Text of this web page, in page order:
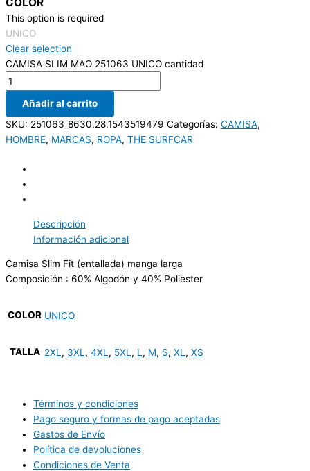
This option is required
UNICO
Clear selection
CAMISA SLIM MAO 251063 UNICO cantidad
Añadir al carrito
SKU: 251063_8630.28.1543519479 Categorías: CAMISA,
HOMBRE, MARCAS, ROPA, THE SURFCAR
Descripción
Información adicional
Camisa Slim Fit (entallada) manga larga
Composición : 60% Algodón y 40% Poliester
COLOR UNICO
TALLA 2XL , 3XL , 4XL , 5XL , L , M, S, XL , XS
Términos y condiciones
Pago seguro y formas de pago aceptadas
Gastos de Envío
Política de devoluciones
Condiciones de Venta